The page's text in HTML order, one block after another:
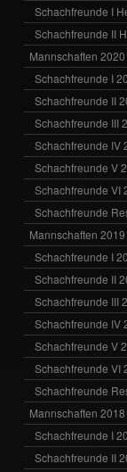
Schachfreunde I
Schachfreunde II
Mannschaften 2020
Schachfreunde I
Schachfreunde II
Schachfreunde III
Schachfreunde IV
Schachfreunde V
Schachfreunde VI
Schachfreunde
Mannschaften 2019
Schachfreunde I
Schachfreunde II
Schachfreunde III
Schachfreunde IV
Schachfreunde V
Schachfreunde VI
Schachfreunde
Mannschaften 2018
Schachfreunde I
Schachfreunde II